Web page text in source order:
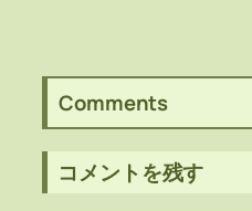
Comments
コメントを残す